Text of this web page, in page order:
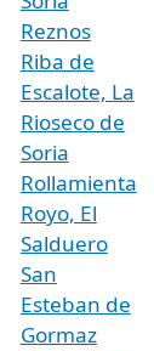
Reznos
Riba de
Escalote, La
Rioseco de
Soria
Rollamienta
Royo, El
Salduero
San
Esteban de
Gormaz